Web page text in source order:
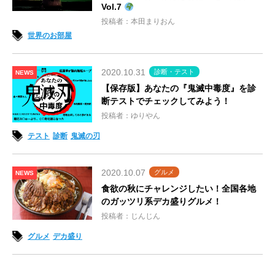
Vol.7
投稿者：本田まりおん
世界のお部屋
NEWS 2020.10.31 診断・テスト
【保存版】あなたの『鬼滅中毒度』を診
断テストでチェックしてみよう！
投稿者：ゆりやん
テスト 診断 鬼滅の刃
NEWS 2020.10.07 グルメ
食欲の秋にチャレンジしたい！全国各地
のガッツリ系デカ盛りグルメ！
投稿者：じんじん
グルメ デカ盛り